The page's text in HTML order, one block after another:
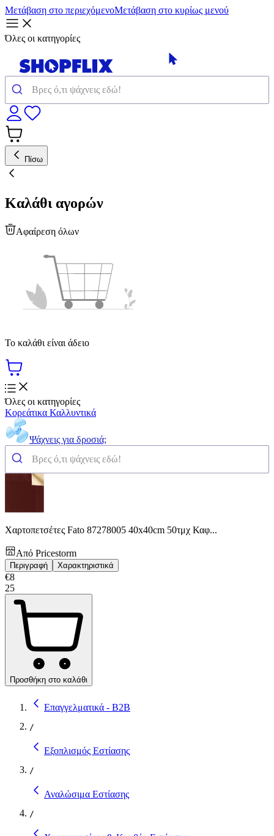
Μετάβαση στο περιεχόμενοΜετάβαση στο κυρίως μενού
Όλες οι κατηγορίες
Πίσω
Καλάθι αγορών
Αφαίρεση όλων
Το καλάθι είναι άδειο
Όλες οι κατηγορίες
Κορεάτικα Καλλυντικά
Ψάχνεις για δροσιά;
Χαρτοπετσέτες Fato 87278005 40x40cm 50τμχ Καφ...
Από Pricestorm
Περιγραφή Χαρακτηριστικά
€8
25
Προσθήκη στο καλάθι
Επαγγελματικά - B2B
/
Εξοπλισμός Εστίασης
/
Αναλώσιμα Εστίασης
/